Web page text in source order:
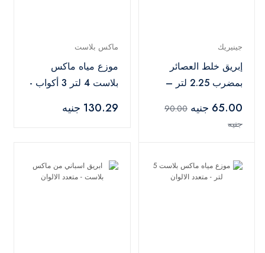
جينيريك
إبريق خلط العصائر
بمضرب 2.25 لتر –
65.00 جنيه
90.00
جنيه
ماكس بلاست
موزع مياه ماكس
بلاست 4 لتر 3 أكواب -
130.29 جنيه